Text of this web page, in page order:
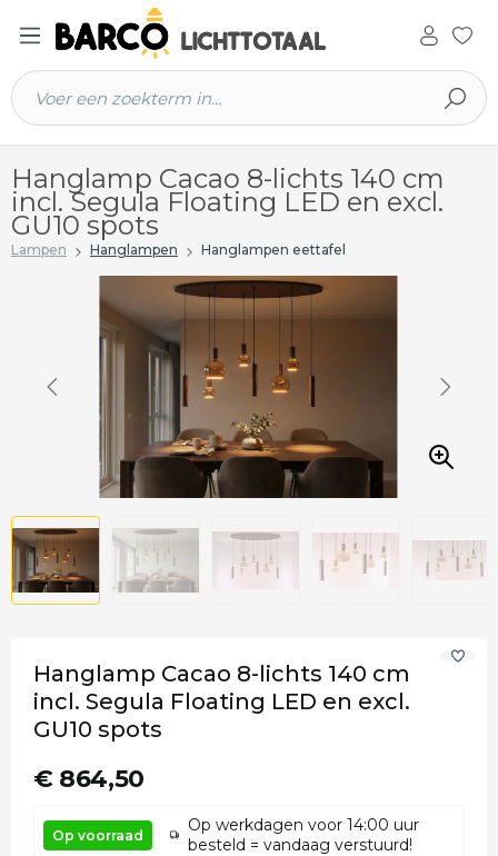
hoofdinhoud
Hanglamp Cacao 8-lichts 140 cm
incl. Segula Floating LED en excl.
GU10 spots
Lampen Hanglampen Hanglampen eettafel
Hanglamp Cacao 8-lichts 140 cm
incl. Segula Floating LED en excl.
GU10 spots
€ 864,50
Op voorraad
Op werkdagen voor 14:00 uur
besteld = vandaag verstuurd!